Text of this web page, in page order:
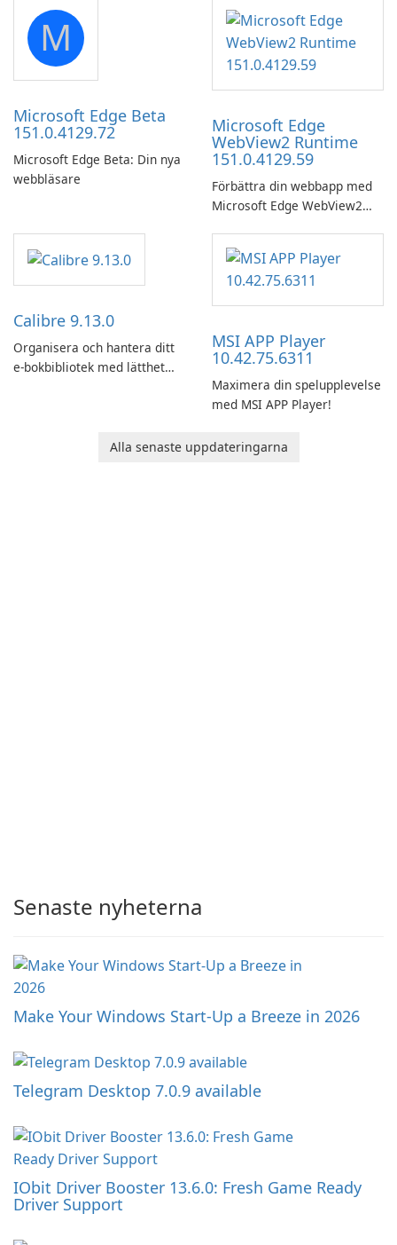
portable media on any
computer running Microsoft
Windows.
M
Microsoft Edge Beta
151.0.4129.72
Microsoft Edge Beta: Din nya
webbläsare
Microsoft Edge
WebView2 Runtime
151.0.4129.59
Förbättra din webbapp med
Microsoft Edge WebView2
Calibre 9.13.0
Organisera och hantera ditt
e-bokbibliotek med lätthet
MSI APP Player
10.42.75.6311
Maximera din spelupplevelse
med MSI APP Player!
Alla senaste uppdateringarna
Senaste nyheterna
Make Your Windows Start-Up a Breeze in 2026
Telegram Desktop 7.0.9 available
IObit Driver Booster 13.6.0: Fresh Game Ready
Driver Support